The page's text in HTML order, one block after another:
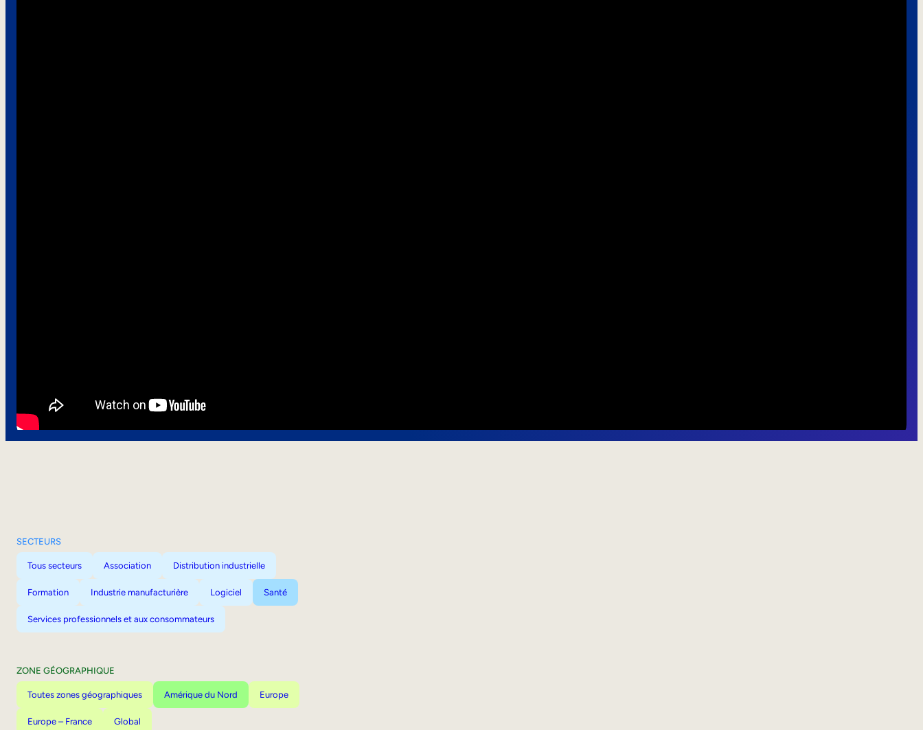
SECTEURS
Tous secteurs Association Distribution industrielle
Formation Industrie manufacturière Logiciel Santé
Services professionnels et aux consommateurs
ZONE GÉOGRAPHIQUE
Toutes zones géographiques Amérique du Nord Europe
Europe – France Global